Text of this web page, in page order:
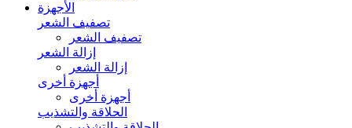
الأجهزة
تصفيف الشعر
تصفيف الشعر
إزالة الشعر
إزالة الشعر
أجهزة أخرى
أجهزة أخرى
الحلاقة والتشذيب